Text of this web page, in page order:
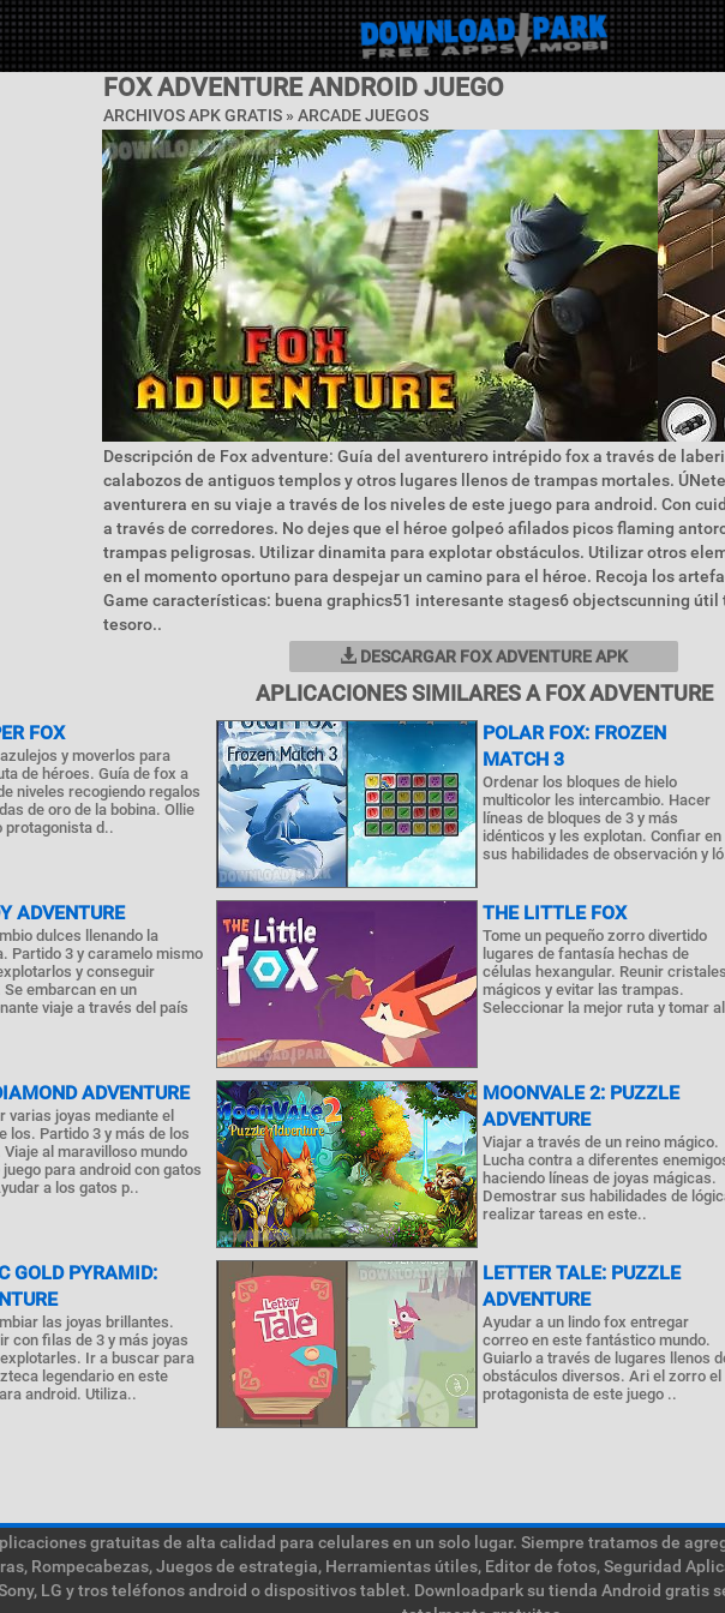
FOX ADVENTURE ANDROID JUEGO
ARCHIVOS APK GRATIS » ARCADE JUEGOS
Descripción de Fox adventure: Guía del aventurero intrépido fox a través de
calabozos de antiguos templos y otros lugares llenos de trampas mortales.
aventurera en su viaje a través de los niveles de este juego para android. Con
a través de corredores. No dejes que el héroe golpeó afilados picos flaming
trampas peligrosas. Utilizar dinamita para explotar obstáculos. Utilizar otros
en el momento oportuno para despejar un camino para el héroe. Recoja los
Game características: buena graphics51 interesante stages6 objectscunning
tesoro..
DESCARGAR FOX ADVENTURE APK
APLICACIONES SIMILARES A FOX ADVENTURE
FOX
y moverlos para
de héroes. Guía de fox a
niveles recogiendo regalos
de oro de la bobina. Ollie
protagonista d..
POLAR FOX: FROZEN
MATCH 3
Ordenar los bloques de hielo
multicolor les intercambio. Hacer
líneas de bloques de 3 y más
idénticos y les explotan. Confiar en
sus habilidades de observación y
ADVENTURE
dulces llenando la
Partido 3 y caramelo mismo
y conseguir
Se embarcan en un
viaje a través del país
THE LITTLE FOX
Tome un pequeño zorro divertido
lugares de fantasía hechas de
células hexangular. Reunir cristales
mágicos y evitar las trampas.
Seleccionar la mejor ruta y tomar
ADVENTURE
varias joyas mediante el
los. Partido 3 y más de los
al maravilloso mundo
para android con gatos
a los gatos p..
MOONVALE 2: PUZZLE
ADVENTURE
Viajar a través de un reino mágico.
Lucha contra a diferentes
haciendo líneas de joyas mágicas.
Demostrar sus habilidades de
realizar tareas en este..
GOLD PYRAMID:
las joyas brillantes.
con filas de 3 y más joyas
Ir a buscar para
legendario en este
android. Utiliza..
LETTER TALE: PUZZLE
ADVENTURE
Ayudar a un lindo fox entregar
correo en este fantástico mundo.
Guiarlo a través de lugares llenos
obstáculos diversos. Ari el zorro el
protagonista de este juego ..
gratuitas de alta calidad para celulares en un solo lugar. Siempre tratamos de
Rompecabezas, Juegos de estrategia, Herramientas útiles, Editor de fotos, Seguridad
LG y tros teléfonos android o dispositivos tablet. Downloadpark su tienda Android